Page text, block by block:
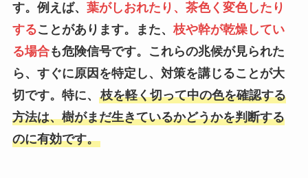
す。例えば、 葉がしおれたり、茶色く変色したり
することがあります。また、 枝や幹が乾燥してい
る場合も危険信号です。これらの兆候が見られた
ら、すぐに原因を特定し、対策を講じることが大
切です。特に、 枝を軽く切って中の色を確認する
方法は、樹がまだ生きているかどうかを判断する
のに有効です。